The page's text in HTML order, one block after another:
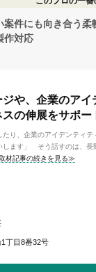
案件にも向き合う柔
作対応
や、企業のアイ
の伸展をサポー
り、企業のアイデンティテ
します」 そう話すのは、長
材記事の続きを見る≫
丁目8番32号